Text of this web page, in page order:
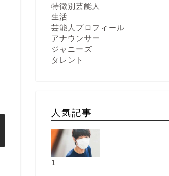
特徴別芸能人
生活
芸能人プロフィール
アナウンサー
ジャニーズ
タレント
人気記事
1